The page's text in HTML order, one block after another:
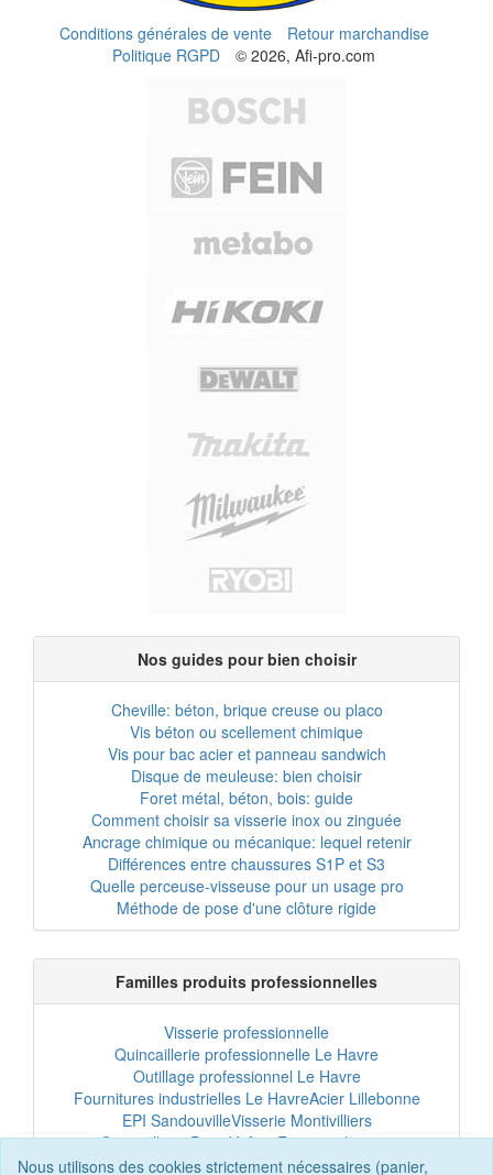
Nous utilisons des cookies strictement nécessaires (panier,
Conditions générales de vente
Retour marchandise
Politique RGPD
© 2026, Afi-pro.com
Nos guides pour bien choisir
Cheville: béton, brique creuse ou placo
Vis béton ou scellement chimique
Vis pour bac acier et panneau sandwich
Disque de meuleuse: bien choisir
Foret métal, béton, bois: guide
Comment choisir sa visserie inox ou zinguée
Ancrage chimique ou mécanique: lequel retenir
Différences entre chaussures S1P et S3
Quelle perceuse-visseuse pour un usage pro
Méthode de pose d'une clôture rigide
Familles produits professionnelles
Visserie professionnelle
Quincaillerie professionnelle Le Havre
Outillage professionnel Le Havre
Fournitures industrielles Le HavreAcier Lillebonne
EPI SandouvilleVisserie Montivilliers
Quincaillerie Port-JérômeFixation chantier
EPI professionnelOutillage maintenance